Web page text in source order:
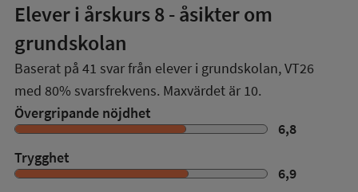
Elever i årskurs 8- åsikter om
grundskolan
Baserat på 41 svar från elever i grundskolan,VT26
med 80% svarsfrekvens. Maxvärdet är 10.
Övergripande nöjdhet
6,8
Trygghet
6,9